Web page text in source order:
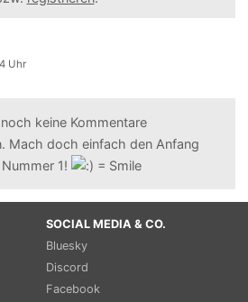
Uhr
keine Kommentare
Mach doch einfach den Anfang
1!
SOCIAL MEDIA & CO.
Bluesky
Discord
Facebook